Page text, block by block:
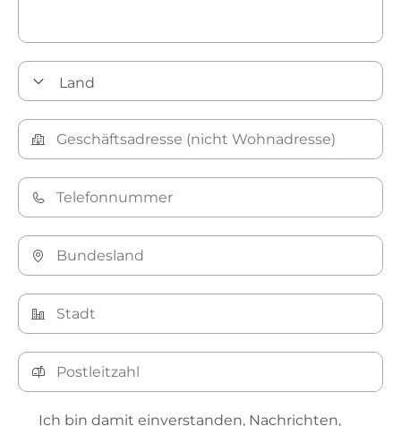
Ich bin damit einverstanden, Nachrichten,